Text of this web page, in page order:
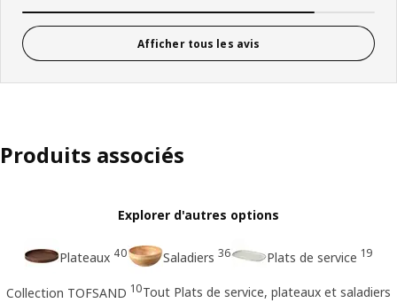
Afficher tous les avis
Produits associés
Explorer d'autres options
Plateaux 40 Saladiers 36 Plats de service 19
Collection TOFSAND 10Tout Plats de service, plateaux et saladiers